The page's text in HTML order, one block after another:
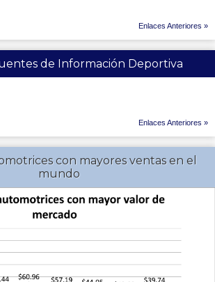
Enlaces Anteriores »
de Información Deportiva
Enlaces Anteriores »
con mayores ventas en el
mundo